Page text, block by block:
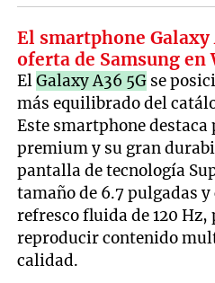
El smartphone Galaxy
oferta de Samsung en
ElGalaxy A36 5G se
más equilibrado del
Este smartphone destaca
premium y su gran
pantalla de tecnología
tamaño de 6.7 pulgadas
refresco fluida de 120 Hz,
reproducir contenido
calidad.